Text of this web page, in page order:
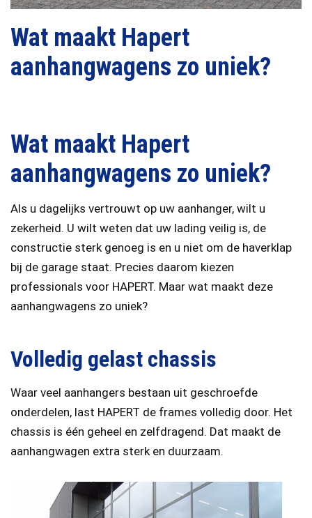
Wat maakt Hapert
aanhangwagens zo uniek?
Wat maakt Hapert
aanhangwagens zo uniek?
Als u dagelijks vertrouwt op uw aanhanger, wilt u
zekerheid. U wilt weten dat uw lading veilig is, de
constructie sterk genoeg is en u niet om de haverklap
bij de garage staat. Precies daarom kiezen
professionals voor HAPERT. Maar wat maakt deze
aanhangwagens zo uniek?
Volledig gelast chassis
Waar veel aanhangers bestaan uit geschroefde
onderdelen, last HAPERT de frames volledig door. Het
chassis is één geheel en zelfdragend. Dat maakt de
aanhangwagen extra sterk en duurzaam.